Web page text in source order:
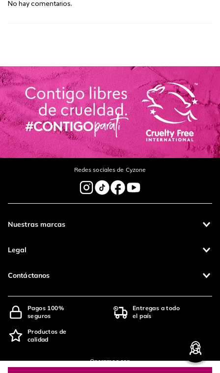
No hay comentarios.
Redes sociales de Cyzone
Nuestras marcas
Legal
Contáctanos
Pagos 100%
seguros
Entregas a todo
el país
Productos de
calidad
Operamos con